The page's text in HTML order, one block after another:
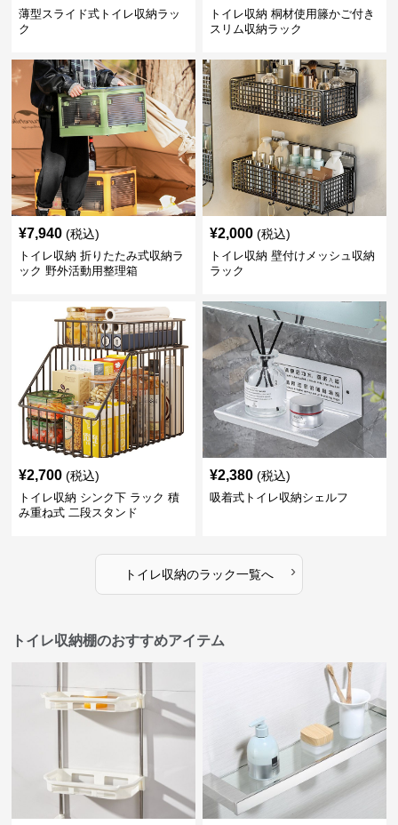
薄型スライド式トイレ収納ラッ
ク
トイレ収納 桐材使用籐かご付き
スリム収納ラック
¥7,940 (税込)
トイレ収納 折りたたみ式収納ラ
ック 野外活動用整理箱
¥2,000 (税込)
トイレ収納 壁付けメッシュ収納
ラック
¥2,700 (税込)
トイレ収納 シンク下 ラック 積
み重ね式 二段スタンド
¥2,380 (税込)
吸着式トイレ収納シェルフ
トイレ収納のラック一覧へ ›
トイレ収納棚のおすすめアイテム